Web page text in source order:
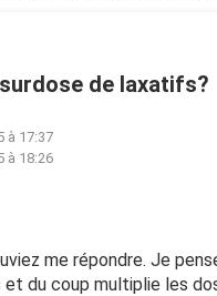
de laxatifs?
à 17:37
à 18:26
me répondre. Je
et du coup multiplie les